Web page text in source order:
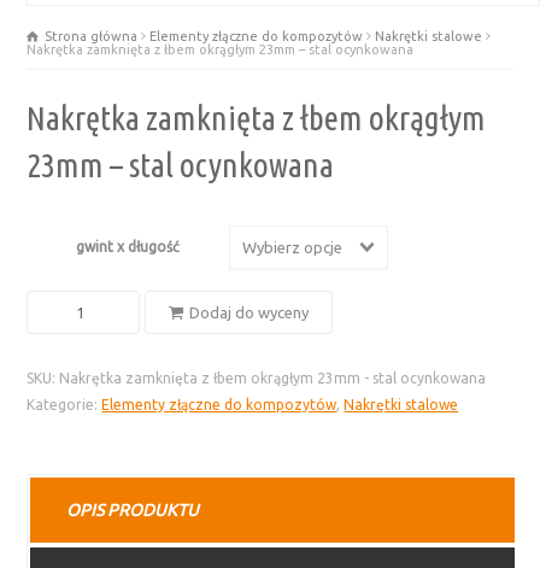
Strona główna Elementy złączne do kompozytów
Nakrętki stalowe
Nakrętka zamknięta z łbem okrągłym 23mm – stal ocynkowana
Nakrętka zamknięta z łbem okrągłym
23mm – stal ocynkowana
gwint x długość Wybierz opcje
z
łbem
ocynkowana
Dodaj do wyceny
SKU: Nakrętka zamknięta z łbem okrągłym 23mm - stal ocynkowana
Kategorie:Elementy złączne do kompozytów,Nakrętki stalowe
OPIS PRODUKTU